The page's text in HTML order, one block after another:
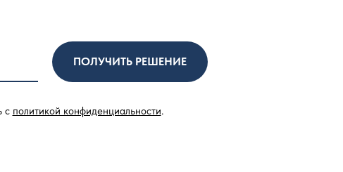
ПОЛУЧИТЬ РЕШЕНИЕ
c политикой конфиденциальности.